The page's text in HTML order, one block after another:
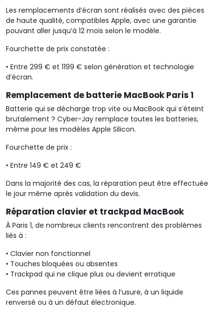
Les remplacements d’écran sont réalisés avec des pièces
de haute qualité, compatibles Apple, avec une garantie
pouvant aller jusqu’à 12 mois selon le modèle.
Fourchette de prix constatée :
• Entre 299 € et 1199 € selon génération et technologie
d’écran.
Remplacement de batterie MacBook Paris 1
Batterie qui se décharge trop vite ou MacBook qui s’éteint
brutalement ? Cyber-Jay remplace toutes les batteries,
même pour les modèles Apple Silicon.
Fourchette de prix :
• Entre 149 € et 249 €
Dans la majorité des cas, la réparation peut être effectuée
le jour même après validation du devis.
Réparation clavier et trackpad MacBook
À Paris 1, de nombreux clients rencontrent des problèmes
liés à :
• Clavier non fonctionnel
• Touches bloquées ou absentes
• Trackpad qui ne clique plus ou devient erratique
Ces pannes peuvent être liées à l’usure, à un liquide
renversé ou à un défaut électronique.